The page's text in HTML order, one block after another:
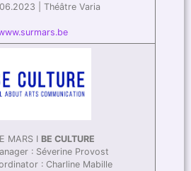
| Théâtre Varia
MARS I BE CULTURE
: Séverine Provost
: Charline Mabille